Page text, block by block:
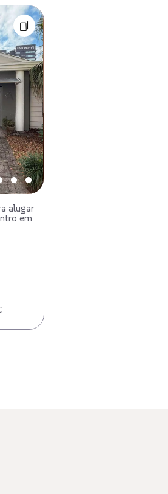
alugar
em